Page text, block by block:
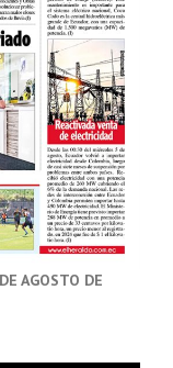
AGOSTO DE